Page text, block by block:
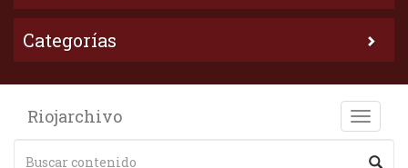
Categorías
Toggle
Riojarchivo